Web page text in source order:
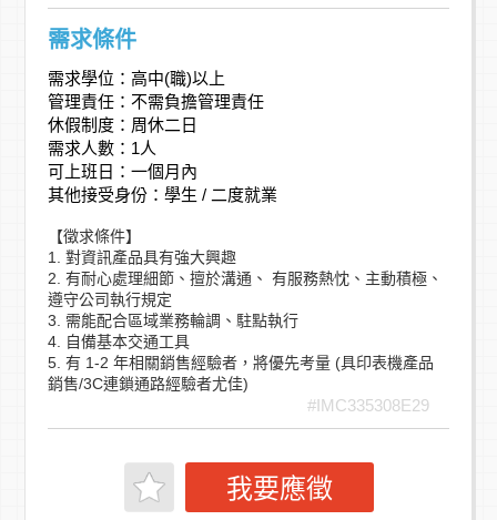
#IMC335308E29
需求條件
需求學位：高中(職)以上
管理責任：不需負擔管理責任
休假制度：周休二日
需求人數：1人
可上班日：一個月內
其他接受身份：學生 / 二度就業
【徵求條件】
1. 對資訊產品具有強大興趣
2. 有耐心處理細節、擅於溝通、 有服務熱忱、主動積極、
遵守公司執行規定
3. 需能配合區域業務輪調、駐點執行
4. 自備基本交通工具
5. 有 1-2 年相關銷售經驗者，將優先考量 (具印表機產品
銷售/3C連鎖通路經驗者尤佳)
我要應徵